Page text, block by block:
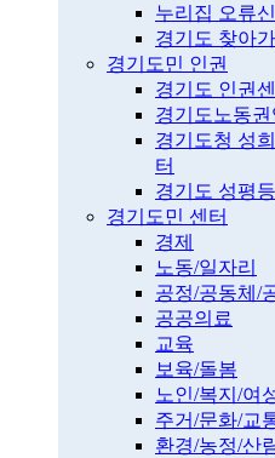
누리집 오류
경기도 찾아
경기도민 인권
경기도 인권
경기도노동권
경기도청 성
터
경기도 성평
경기도민 센터
경제
노동/일자리
공정/공동체/
공공의료
교육
보육/돌봄
노인/복지/여
주거/문화/교
환경/농정/산